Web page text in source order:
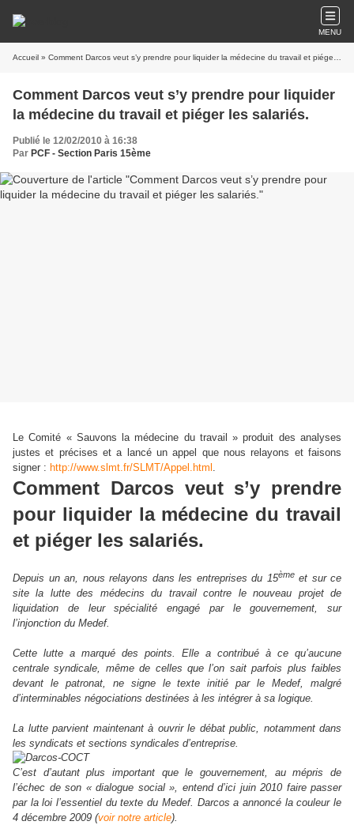
MENU
Accueil » Comment Darcos veut s’y prendre pour liquider la médecine du travail et piéger les salariés.
Comment Darcos veut s’y prendre pour liquider
la médecine du travail et piéger les salariés.
Publié le 12/02/2010 à 16:38
Par PCF - Section Paris 15ème
Le Comité « Sauvons la médecine du travail » produit des analyses
justes et précises et a lancé un appel que nous relayons et faisons
signer : http://www.slmt.fr/SLMT/Appel.html .
Comment Darcos veut s’y prendre
pour liquider la médecine du travail
et piéger les salariés.
Depuis un an, nous relayons dans les entreprises du 15èmeet sur ce
site la lutte des médecins du travail contre le nouveau projet de
liquidation de leur spécialité engagé par le gouvernement, sur
l’injonction du Medef.
Cette lutte a marqué des points. Elle a contribué à ce qu’aucune
centrale syndicale, même de celles que l’on sait parfois plus faibles
devant le patronat, ne signe le texte initié par le Medef, malgré
d’interminables négociations destinées à les intégrer à sa logique.
La lutte parvient maintenant à ouvrir le débat public, notamment dans
les syndicats et sections syndicales d’entreprise.
C’est d’autant plus important que le gouvernement, au mépris de
l’échec de son « dialogue social », entend d’ici juin 2010 faire passer
par la loi l’essentiel du texte du Medef. Darcos a annoncé la couleur le
4 décembre 2009 (voir notre article).